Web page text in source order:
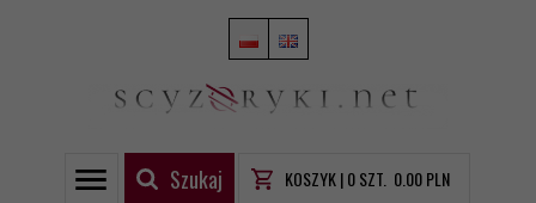
Szukaj KOSZYK |0SZT. 0.00PLN